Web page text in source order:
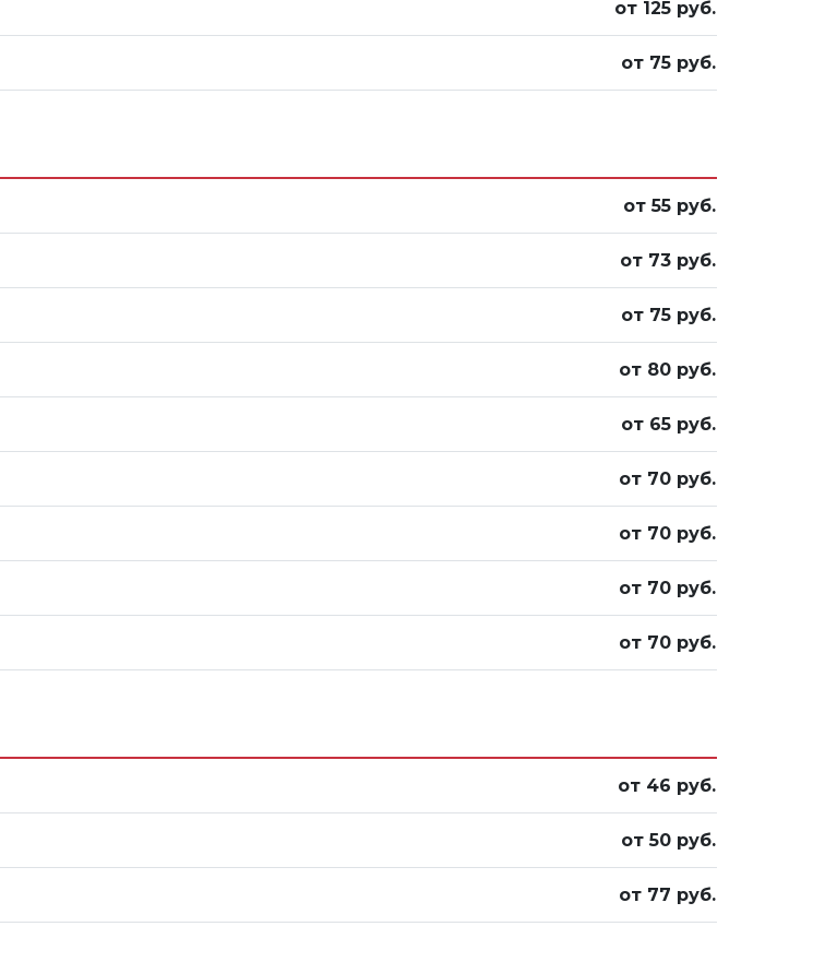
от 125 руб.
от 75 руб.
от 55 руб.
от 73 руб.
от 75 руб.
от 80 руб.
от 65 руб.
от 70 руб.
от 70 руб.
от 70 руб.
от 70 руб.
от 46 руб.
от 50 руб.
от 77 руб.